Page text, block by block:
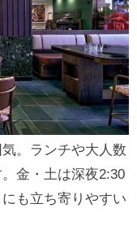
。ランチや大人数
金・土は深夜2:30
も立ち寄りやすい